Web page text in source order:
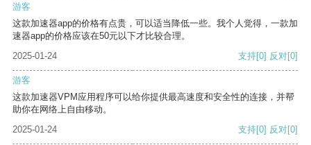
游客
这款加速器app的价格有点贵，可以适当降低一些。我个人觉得，一款加
速器app的价格应该在50元以下才比较合理。
2025-01-24
支持[0] 反对[0]
游客
这款加速器VPM应用程序可以给你提供最高速度和安全性的连接，并帮
助你在网络上自由移动。
2025-01-24
支持[0] 反对[0]